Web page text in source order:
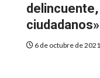
6 de octubre de 2021